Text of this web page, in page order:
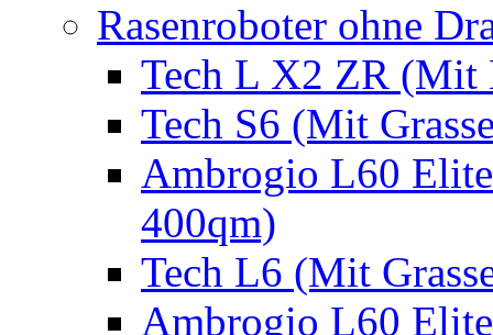
Rasenroboter ohne
Tech L X2 ZR (Mit
Tech S6 (Mit
Ambrogio L60
400qm)
Tech L6 (Mit
Ambrogio L60